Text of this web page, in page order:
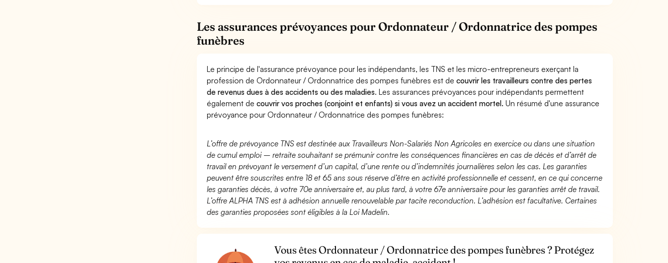
Les assurances prévoyances pour Ordonnateur / Ordonnatrice des pompes
funèbres
Le principe de l'assurance prévoyance pour les indépendants, les TNS et les micro-entrepreneurs exerçant la
profession de Ordonnateur / Ordonnatrice des pompes funèbres est decouvrir les travailleurs contre des pertes
de revenus dues à des accidents ou des maladies. Les assurances prévoyances pour indépendants permettent
également decouvrir vos proches (conjoint et enfants) si vous avez un accident mortel. Un résumé d'une assurance
prévoyance pour Ordonnateur / Ordonnatrice des pompes funèbres:
L’offre de prévoyance TNS est destinée aux Travailleurs Non-Salariés Non Agricoles en exercice ou dans une situation
de cumul emploi – retraite souhaitant se prémunir contre les conséquences financières en cas de décès et d’arrêt de
travail en prévoyant le versement d’un capital, d’une rente ou d’indemnités journalières selon les cas. Les garanties
peuvent être souscrites entre 18 et 65 ans sous réserve d’être en activité professionnelle et cessent, en ce qui concerne
les garanties décès, à votre 70e anniversaire et, au plus tard, à votre 67e anniversaire pour les garanties arrêt de travail.
L’offre ALPHA TNS est à adhésion annuelle renouvelable par tacite reconduction. L’adhésion est facultative. Certaines
des garanties proposées sont éligibles à la Loi Madelin.
Vous êtes Ordonnateur / Ordonnatrice des pompes funèbres ? Protégez